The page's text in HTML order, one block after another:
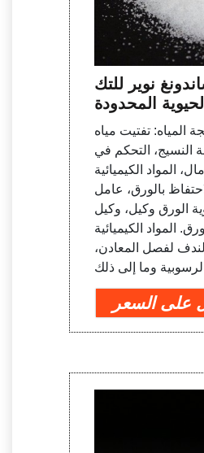
نوير للتك
المحدودة
المياه: تفتيت مياه
التحكم في
المواد الكيميائية
بالورق، عامل
الورق وكيل، وكيل
المواد الكيميائية
لفصل المعادن،
على السعر